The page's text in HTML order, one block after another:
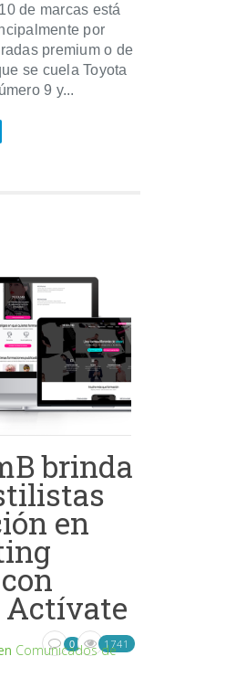
de marcas está
por
premium o de
se cuela Toyota
9 y...
brinda
en
Actívate
Comunicados de
0 1741